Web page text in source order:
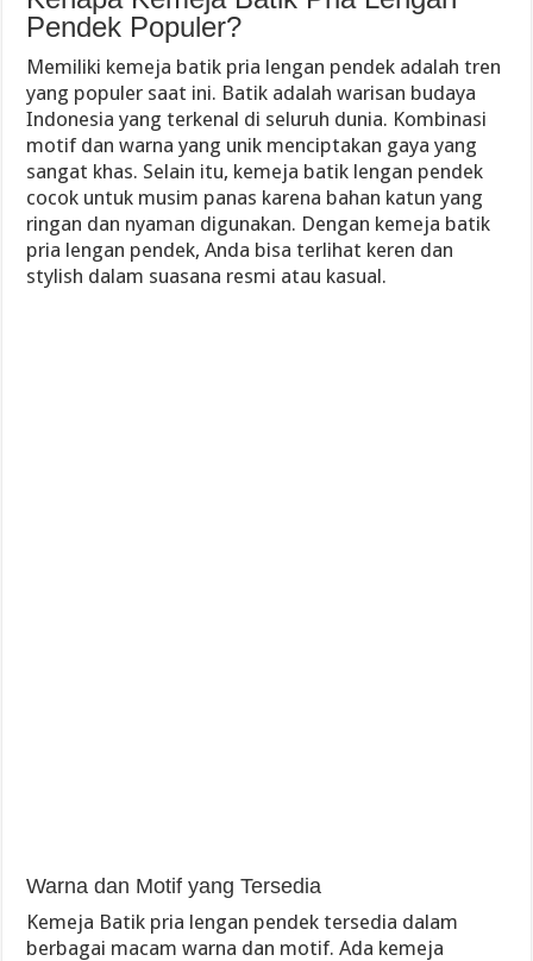
Pendek Populer?
Memiliki kemeja batik pria lengan pendek adalah tren
yang populer saat ini. Batik adalah warisan budaya
Indonesia yang terkenal di seluruh dunia. Kombinasi
motif dan warna yang unik menciptakan gaya yang
sangat khas. Selain itu, kemeja batik lengan pendek
cocok untuk musim panas karena bahan katun yang
ringan dan nyaman digunakan. Dengan kemeja batik
pria lengan pendek, Anda bisa terlihat keren dan
stylish dalam suasana resmi atau kasual.
Warna dan Motif yang Tersedia
Kemeja Batik pria lengan pendek tersedia dalam
berbagai macam warna dan motif. Ada kemeja